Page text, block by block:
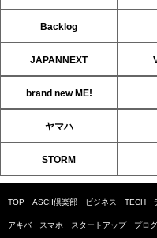
Backlog
JAPANNEXT
brand new ME!
ヤマハ
STORM
TOP ASCII倶楽部 ビジネス TECH
アキバ スマホ スタートアップ プロ